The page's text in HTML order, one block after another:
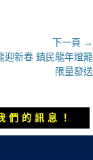
下一頁 →
迎新春 鎮民龍年燈籠
限量發送
們的訊息！